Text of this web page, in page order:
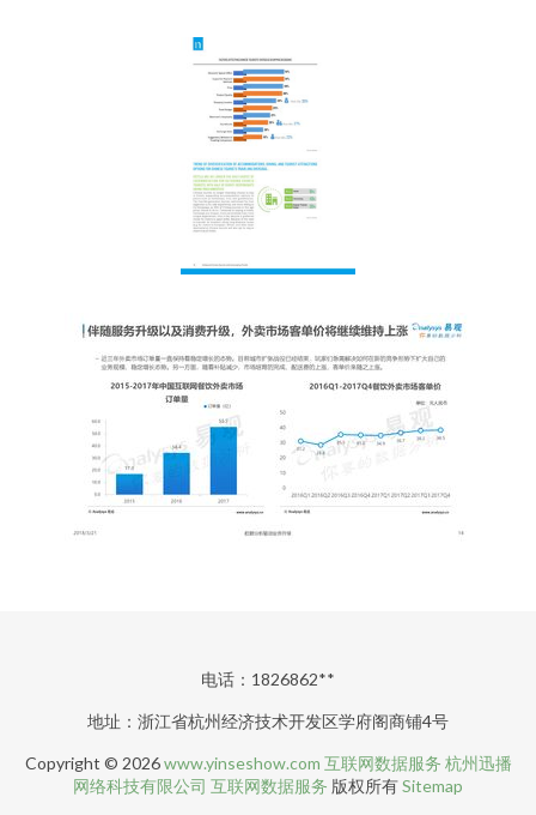
电话：1826862**
地址：浙江省杭州经济技术开发区学府阁商铺4号
Copyright © 2026www.yinseshow.com 互联网数据服务 杭州迅播
网络科技有限公司 互联网数据服务 版权所有Sitemap